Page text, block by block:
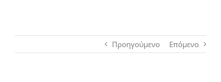
Προηγούμενο Επόμενο